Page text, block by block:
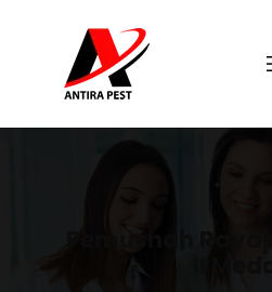
Pemusnah